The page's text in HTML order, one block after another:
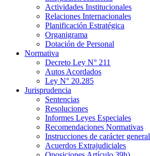
Actividades Institucionales
Relaciones Internacionales
Planificación Estratégica
Organigrama
Dotación de Personal
Normativa
Decreto Ley N° 211
Autos Acordados
Ley N° 20.285
Jurisprudencia
Sentencias
Resoluciones
Informes Leyes Especiales
Recomendaciones Normativas
Instrucciones de carácter general
Acuerdos Extrajudiciales